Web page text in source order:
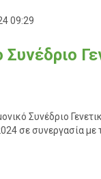
09:29
Συνέδριο
Συνέδριο
σε συνεργασία